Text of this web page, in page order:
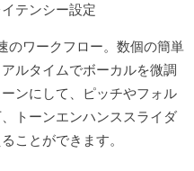
テンシー設定
のワークフロー。数個の簡単
ルタイムでボーカルを微調
ンにして、ピッチやフォル
トーンエンハンススライダ
ことができます。